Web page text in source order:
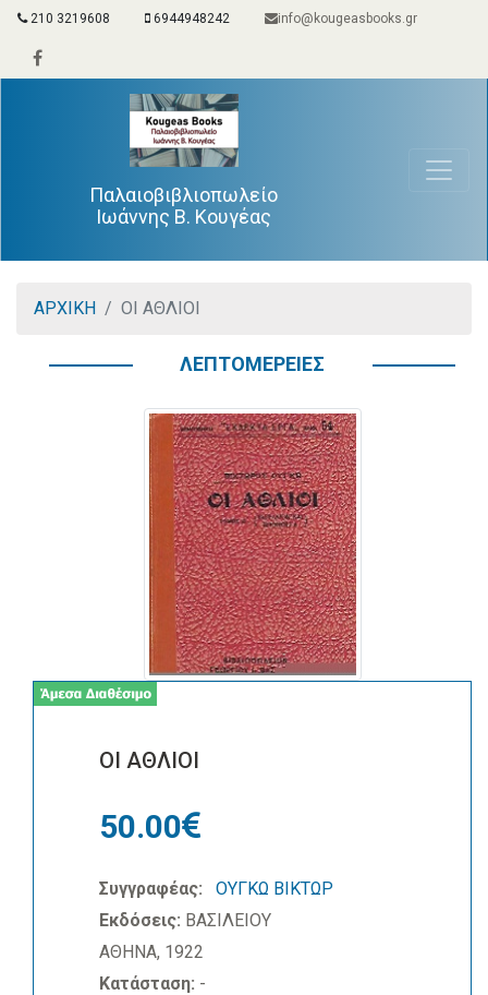
210 3219608 6944948242 info@kougeasbooks.gr
Παλαιοβιβλιοπωλείο
Ιωάννης Β. Κουγέας
ΑΡΧΙΚΗ ΟΙ ΑΘΛΙΟΙ
ΛΕΠΤΟΜΕΡΕΙΕΣ
ΟΙ ΑΘΛΙΟΙ
50.00
Συγγραφέας:
ΟΥΓΚΩ ΒΙΚΤΩΡ
Εκδόσεις: ΒΑΣΙΛΕΙΟΥ
ΑΘΗΝΑ, 1922
Κατάσταση: -